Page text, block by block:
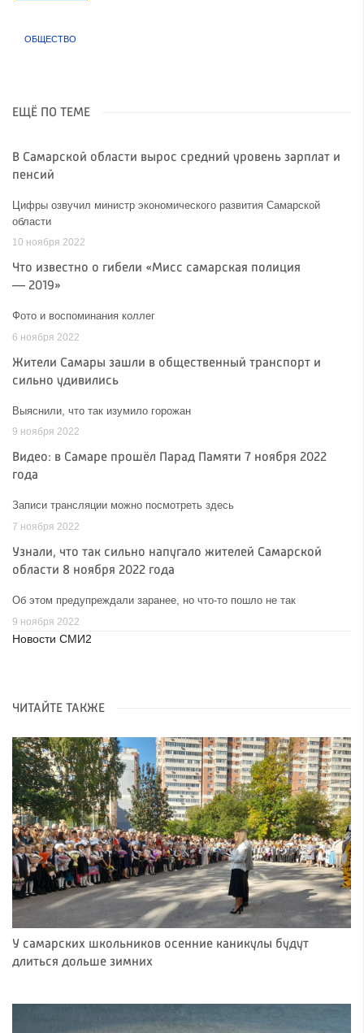
ОБЩЕСТВО
ЕЩЁ ПО ТЕМЕ
В Самарской области вырос средний уровень зарплат и
пенсий
Цифры озвучил министр экономического развития Самарской
области
10 ноября 2022
Что известно о гибели «Мисс самарская полиция
— 2019»
Фото и воспоминания коллег
6 ноября 2022
Жители Самары зашли в общественный транспорт и
сильно удивились
Выяснили, что так изумило горожан
9 ноября 2022
Видео: в Самаре прошёл Парад Памяти 7 ноября 2022
года
Записи трансляции можно посмотреть здесь
7 ноября 2022
Узнали, что так сильно напугало жителей Самарской
области 8 ноября 2022 года
Об этом предупреждали заранее, но что-то пошло не так
9 ноября 2022
Новости СМИ2
ЧИТАЙТЕ ТАКЖЕ
У самарских школьников осенние каникулы будут
длиться дольше зимних